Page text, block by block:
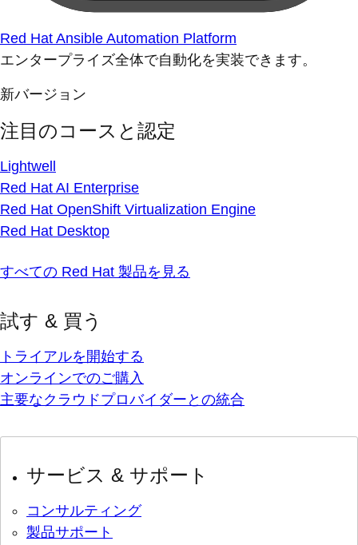
Red Hat Ansible Automation Platform
エンタープライズ全体で自動化を実装できます。
新バージョン
注目のコースと認定
Lightwell
Red Hat AI Enterprise
Red Hat OpenShift Virtualization Engine
Red Hat Desktop
すべての Red Hat 製品を見る
試す & 買う
トライアルを開始する
オンラインでのご購入
主要なクラウドプロバイダーとの統合
サービス & サポート
コンサルティング
製品サポート